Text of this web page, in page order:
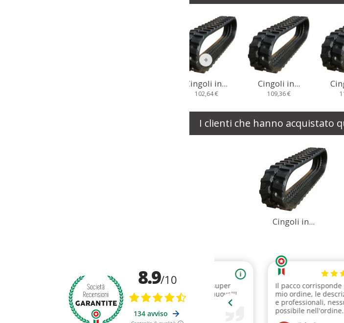
Cingoli in...
109,36 €
Cingoli in...
111,01 €
I clienti che hanno acquistato
Cingoli in...